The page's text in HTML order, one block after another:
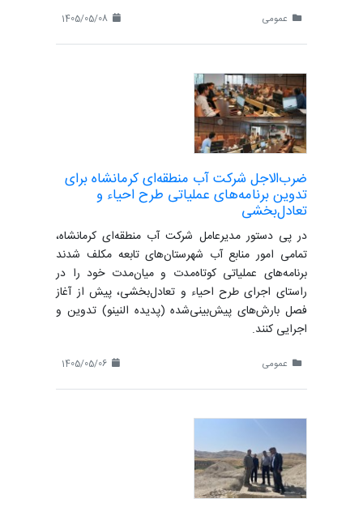
عمومی
ضرب‌الاجل شرکت آب منطقه‌ای کرمانشاه برای
تدوین برنامه‌های عملیاتی طرح احیاء و
تعادل‌بخشی
در پی دستور مدیرعامل شرکت آب منطقه‌ای کرمانشاه،
تمامی امور منابع آب شهرستان‌های تابعه مکلف شدند
برنامه‌های عملیاتی کوتاه‌مدت و میان‌مدت خود را در
راستای اجرای طرح احیاء و تعادل‌بخشی، پیش از آغاز
فصل بارش‌های پیش‌بینی‌شده (پدیده النینو) تدوین و
اجرایی کنند.
عمومی